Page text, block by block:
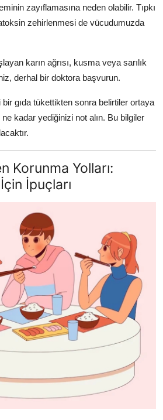
zayıflamasına neden olabilir. Tıpkı
zehirlenmesi de vücudumuzda
karın ağrısı, kusma veya sarılık
derhal bir doktora başvurun.
bir gıda tükettikten sonra belirtiler ortaya
kadar yediğinizi not alın. Bu bilgiler
Korunma Yolları:
İpuçları